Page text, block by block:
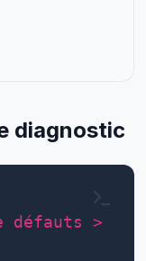
diagnostic
défauts >